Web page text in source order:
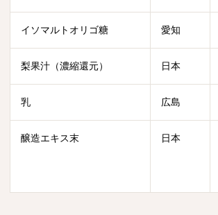
イソマルトオリゴ糖 愛知
梨果汁（濃縮還元） 日本
乳 広島
醸造エキス末 日本